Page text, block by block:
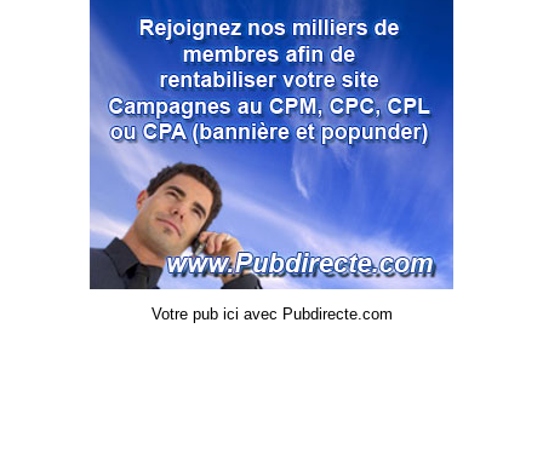
Votre pub ici avec Pubdirecte.com